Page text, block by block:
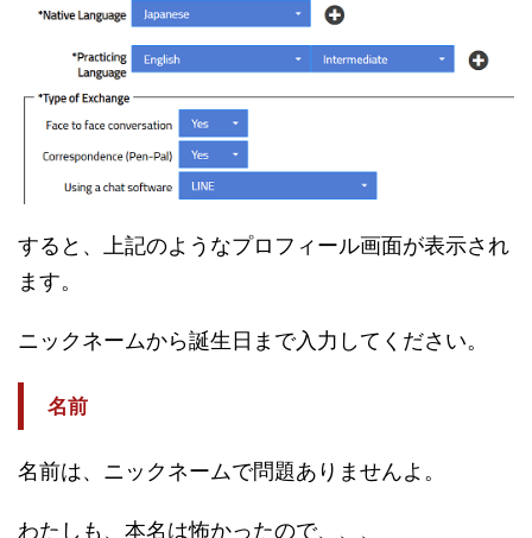
すると、上記のようなプロフィール画面が表示され
ます。
ニックネームから誕生日まで入力してください。
名前
名前は、ニックネームで問題ありませんよ。
わたしも、本名は怖かったので、、、